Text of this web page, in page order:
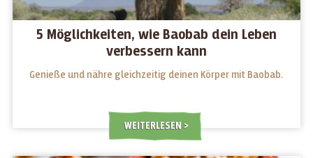
5 Möglichkeiten, wie Baobab dein Leben
verbessern kann
Genieße und nähre gleichzeitig deinen Körper mit Baobab.
WEITERLESEN